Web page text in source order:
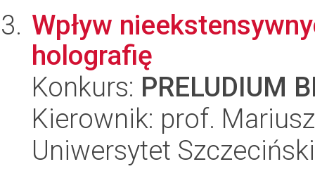
Wpływ
holografię
Konkurs: PRELUDIUM
Kierownik: prof.
Uniwersytet